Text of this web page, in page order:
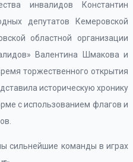
инвалидов Константин
депутатов Кемеровской
областной организации
Валентина Шмакова и
торжественного открытия
историческую хронику
с использованием флагов и
сильнейшие команды в играх